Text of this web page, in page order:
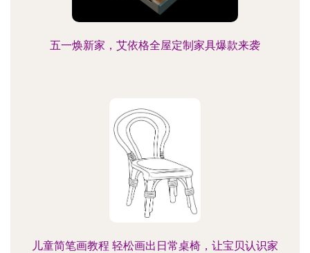
五一焕新家，艾依格全屋定制家具爆款来袭
儿童简笔画教程 轻松画出日常桌椅，让宝贝认识家